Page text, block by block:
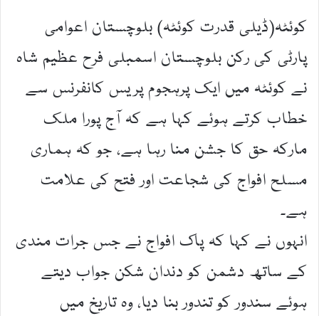
کوئٹہ(ڈیلی قدرت کوئٹہ) بلوچستان اعوامی
پارٹی کی رکن بلوچستان اسمبلی فرح عظیم شاہ
نے کوئٹہ میں ایک پرہجوم پریس کانفرنس سے
خطاب کرتے ہوئے کہا ہے کہ آج پورا ملک
مارکہ حق کا جشن منا رہا ہے، جو کہ ہماری
مسلح افواج کی شجاعت اور فتح کی علامت
ہے۔
انہوں نے کہا کہ پاک افواج نے جس جرات مندی
کے ساتھ دشمن کو دندان شکن جواب دیتے
ہوئے سندور کو تندور بنا دیا، وہ تاریخ میں